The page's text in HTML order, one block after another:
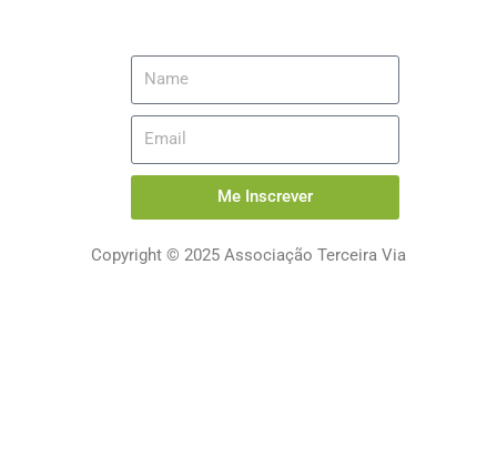
Me Inscrever
Copyright © 2025 Associação Terceira Via